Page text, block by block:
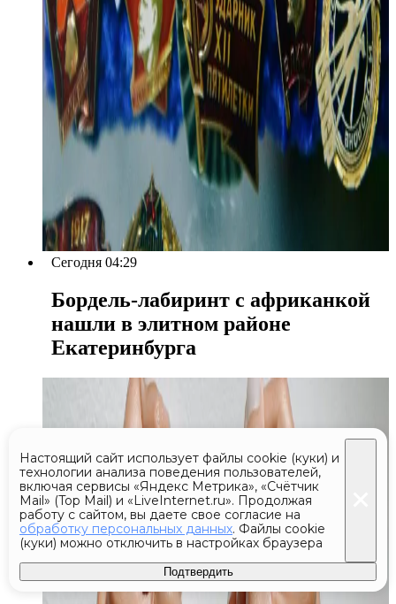
Сегодня 04:29
Бордель-лабиринт с африканкой
нашли в элитном районе
Екатеринбурга
Настоящий сайт использует файлы cookie (куки) и
технологии анализа поведения пользователей,
включая сервисы «Яндекс Метрика», «Счётчик
Mail» (Top Mail) и «LiveInternet.ru». Продолжая
работу с сайтом, вы даете свое согласие на
обработку персональных данных. Файлы cookie
(куки) можно отключить в настройках браузера
Подтвердить